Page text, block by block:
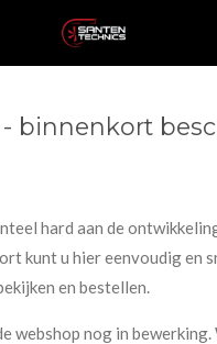
binnenkort
hard aan de
kunt u hier eenvoudig en
en bestellen.
webshop nog in bewerking.